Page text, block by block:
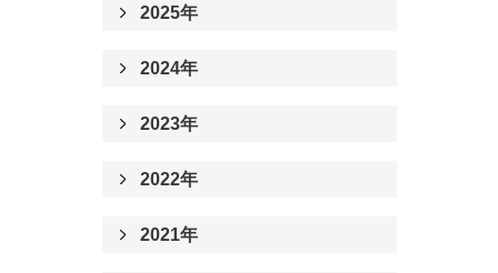
2025年
2024年
2023年
2022年
2021年